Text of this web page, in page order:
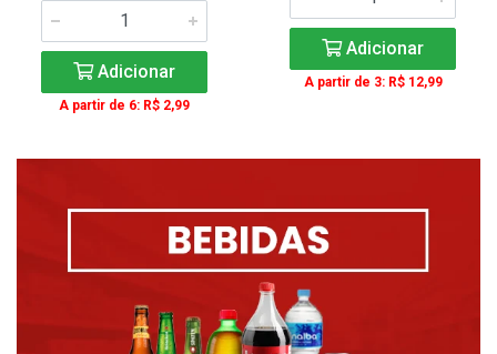
Adicionar
A partir de 6: R$ 2,99
Adicionar
A partir de 3: R$ 12,99